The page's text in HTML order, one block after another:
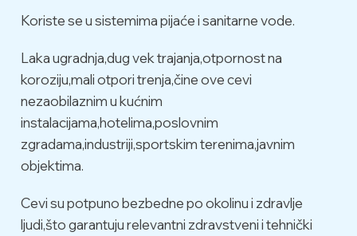
Koriste se u sistemima pijaće i sanitarne vode.
Laka ugradnja,dug vek trajanja,otpornost na
koroziju,mali otpori trenja,čine ove cevi
nezaobilaznim u kućnim
instalacijama,hotelima,poslovnim
zgradama,industriji,sportskim terenima,javnim
objektima.
Cevi su potpuno bezbedne po okolinu i zdravlje
ljudi,što garantuju relevantni zdravstveni i tehnički